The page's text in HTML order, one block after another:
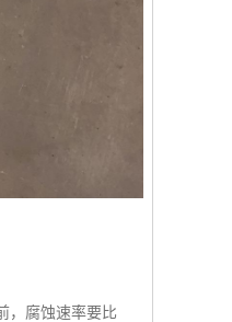
，腐蚀速率要比